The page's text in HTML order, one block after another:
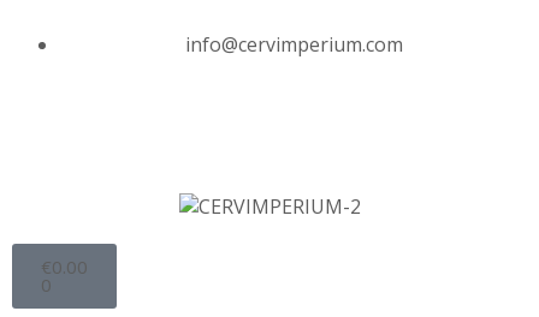
info@cervimperium.com
€0.00
0